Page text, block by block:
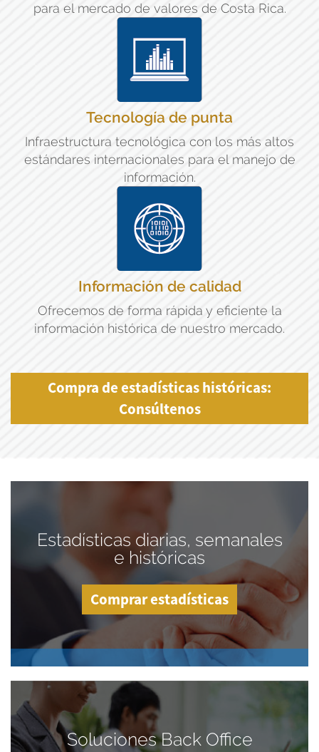
para el mercado de valores de Costa Rica.
Tecnología de punta
Infraestructura tecnológica con los más altos
estándares internacionales para el manejo de
información.
Información de calidad
Ofrecemos de forma rápida y eficiente la
información histórica de nuestro mercado.
Compra de estadísticas históricas:
Consúltenos
Estadísticas diarias, semanales
e históricas
Comprar estadísticas
Soluciones Back Office